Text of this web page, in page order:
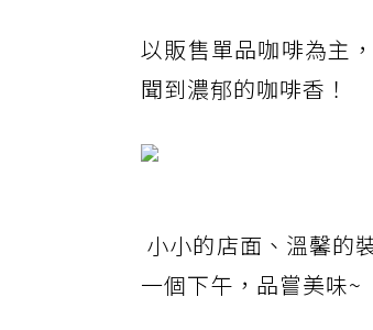
以販售單品咖啡為主
聞到濃郁的咖啡香！
小小的店面、溫馨的
一個下午，品嘗美味~